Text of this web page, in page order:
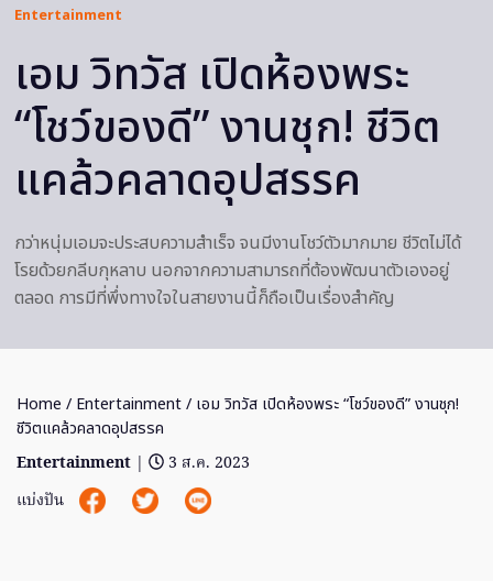
Entertainment
เอม วิทวัส เปิดห้องพระ
“โชว์ของดี” งานชุก! ชีวิต
แคล้วคลาดอุปสรรค
กว่าหนุ่มเอมจะประสบความสำเร็จ จนมีงานโชว์ตัวมากมาย ชีวิตไม่ได้
โรยด้วยกลีบกุหลาบ นอกจากความสามารถที่ต้องพัฒนาตัวเองอยู่
ตลอด การมีที่พึ่งทางใจในสายงานนี้ก็ถือเป็นเรื่องสำคัญ
Home / Entertainment/ เอม วิทวัส เปิดห้องพระ “โชว์ของดี” งานชุก!
ชีวิตแคล้วคลาดอุปสรรค
Entertainment |
3 ส.ค. 2023
แบ่งปัน